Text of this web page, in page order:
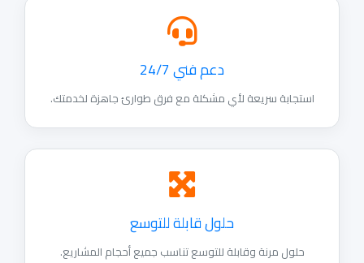
سريعة لأي مشكلة مع فرق طوارئ جاهزة لخدمتك.
حلول قابلة للتوسع
حلول مرنة وقابلة للتوسع تناسب جميع أحجام المشاريع.